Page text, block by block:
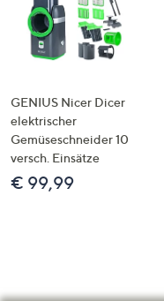
GENIUS Nicer Dicer
elektrischer
Gemüseschneider 10
versch. Einsätze
€ 99,99